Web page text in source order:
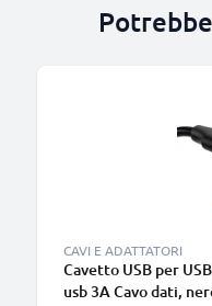
CAVI E ADATTATORI
Cavetto USB per
usb 3A Cavo dati,